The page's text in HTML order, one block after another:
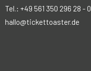
Tel.: +49 561 350 296 28 - 0
hallo@tickettoaster.de